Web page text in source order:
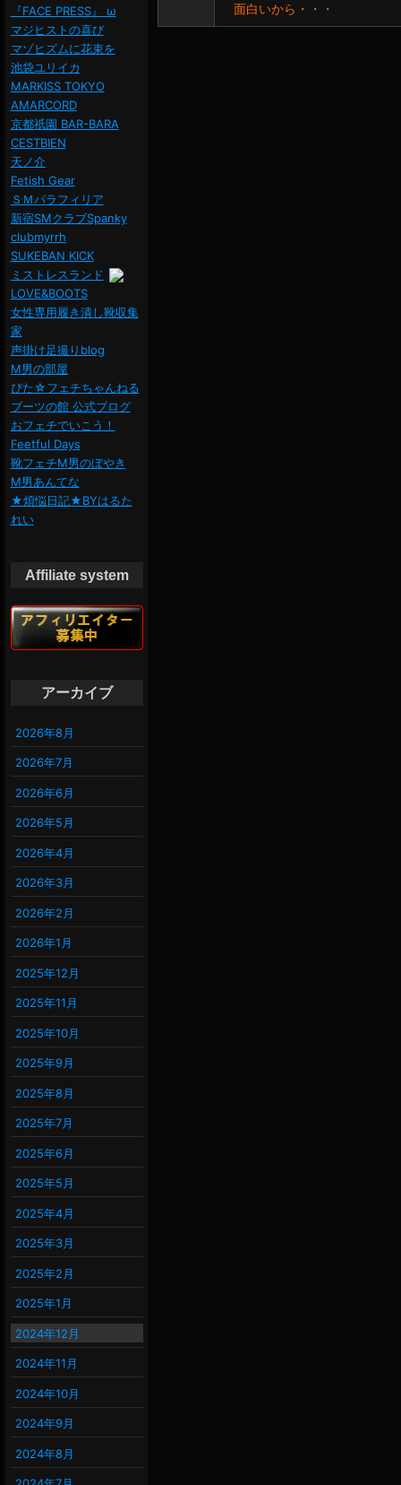
面白いから・・・
『FACE PRESS』 ω
マジヒストの喜び
マゾヒズムに花束を
池袋ユリイカ
MARKISS TOKYO
AMARCORD
京都祇園 BAR-BARA
CESTBIEN
天ノ介
Fetish Gear
ＳＭパラフィリア
新宿SMクラブSpanky
clubmyrrh
SUKEBAN KICK
ミストレスランド
LOVE&BOOTS
女性専用履き潰し靴収集
家
声掛け足撮りblog
M男の部屋
ぴた☆フェチちゃんねる
ブーツの館 公式ブログ
おフェチでいこう！
Feetful Days
靴フェチM男のぼやき
M男あんてな
★煩悩日記★BYはるた
れい
Affiliate system
アーカイブ
2026年8月
2026年7月
2026年6月
2026年5月
2026年4月
2026年3月
2026年2月
2026年1月
2025年12月
2025年11月
2025年10月
2025年9月
2025年8月
2025年7月
2025年6月
2025年5月
2025年4月
2025年3月
2025年2月
2025年1月
2024年12月
2024年11月
2024年10月
2024年9月
2024年8月